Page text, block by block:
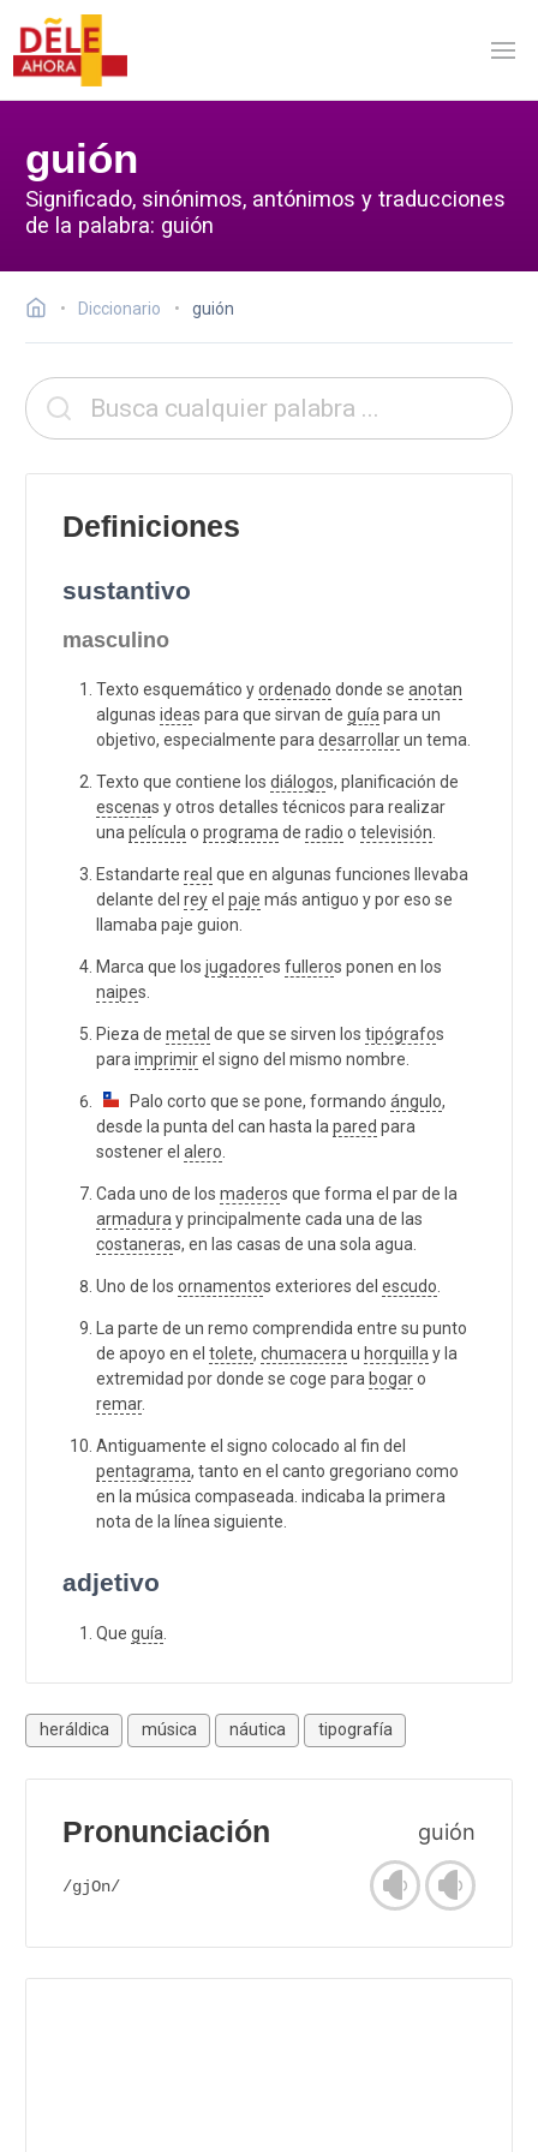
guión
Significado, sinónimos, antónimos y traducciones
de la palabra: guión
Diccionario guión
Definiciones
sustantivo
masculino
Texto esquemático yordenado donde se anotan
algunas ideas para que sirvan de guía para un
objetivo, especialmente para desarrollarun tema.
Texto que contiene los diálogos, planificación de
escenas y otros detalles técnicos para realizar
una película o programa de radio o televisión
Estandarte real que en algunas funciones llevaba
delante del reyel paje más antiguo y por eso se
llamaba paje guion.
Marca que los jugadores fulleros ponen en los
naipes.
Pieza de metal de que se sirven los tipógrafos
para imprimirel signo del mismo nombre.
Palo corto que se pone, formando ángulo,
desde la punta del can hasta la pared para
sostener el alero
Cada uno de los maderos que forma el par de la
armadura y principalmente cada una de las
costaneras, en las casas de una sola agua.
Uno de los ornamentos exteriores del escudo
La parte de un remo comprendida entre su punto
de apoyo en el tolete, chumacera u horquilla y la
extremidad por donde se coge para bogaro
remar.
Antiguamente el signo colocado al fin del
pentagrama, tanto en el canto gregoriano como
en la música compaseada. indicaba la primera
nota de la línea siguiente.
adjetivo
Que guía
heráldica música náutica tipografía
Pronunciación guión
/gjOn/